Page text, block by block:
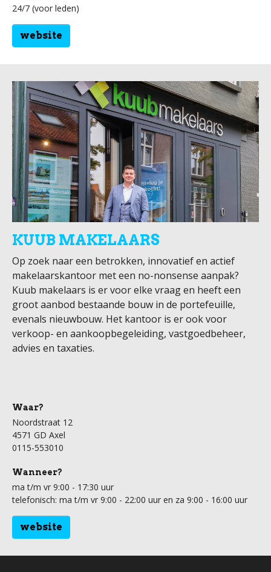
24/7 (voor leden)
website
KUUB MAKELAARS
Op zoek naar een betrokken, innovatief en actief
makelaarskantoor met een no-nonsense aanpak?
Kuub makelaars is er voor elke vraag en heeft een
groot aanbod bestaande bouw in de portefeuille,
evenals nieuwbouw. Het kantoor is er ook voor
verkoop- en aankoopbegeleiding, vastgoedbeheer,
advies en taxaties.
Waar?
Noordstraat 12
4571 GD Axel
0115-553010
Wanneer?
ma t/m vr 9:00 - 17:30 uur
telefonisch: ma t/m vr 9:00 - 22:00 uur en za 9:00 - 16:00 uur
website